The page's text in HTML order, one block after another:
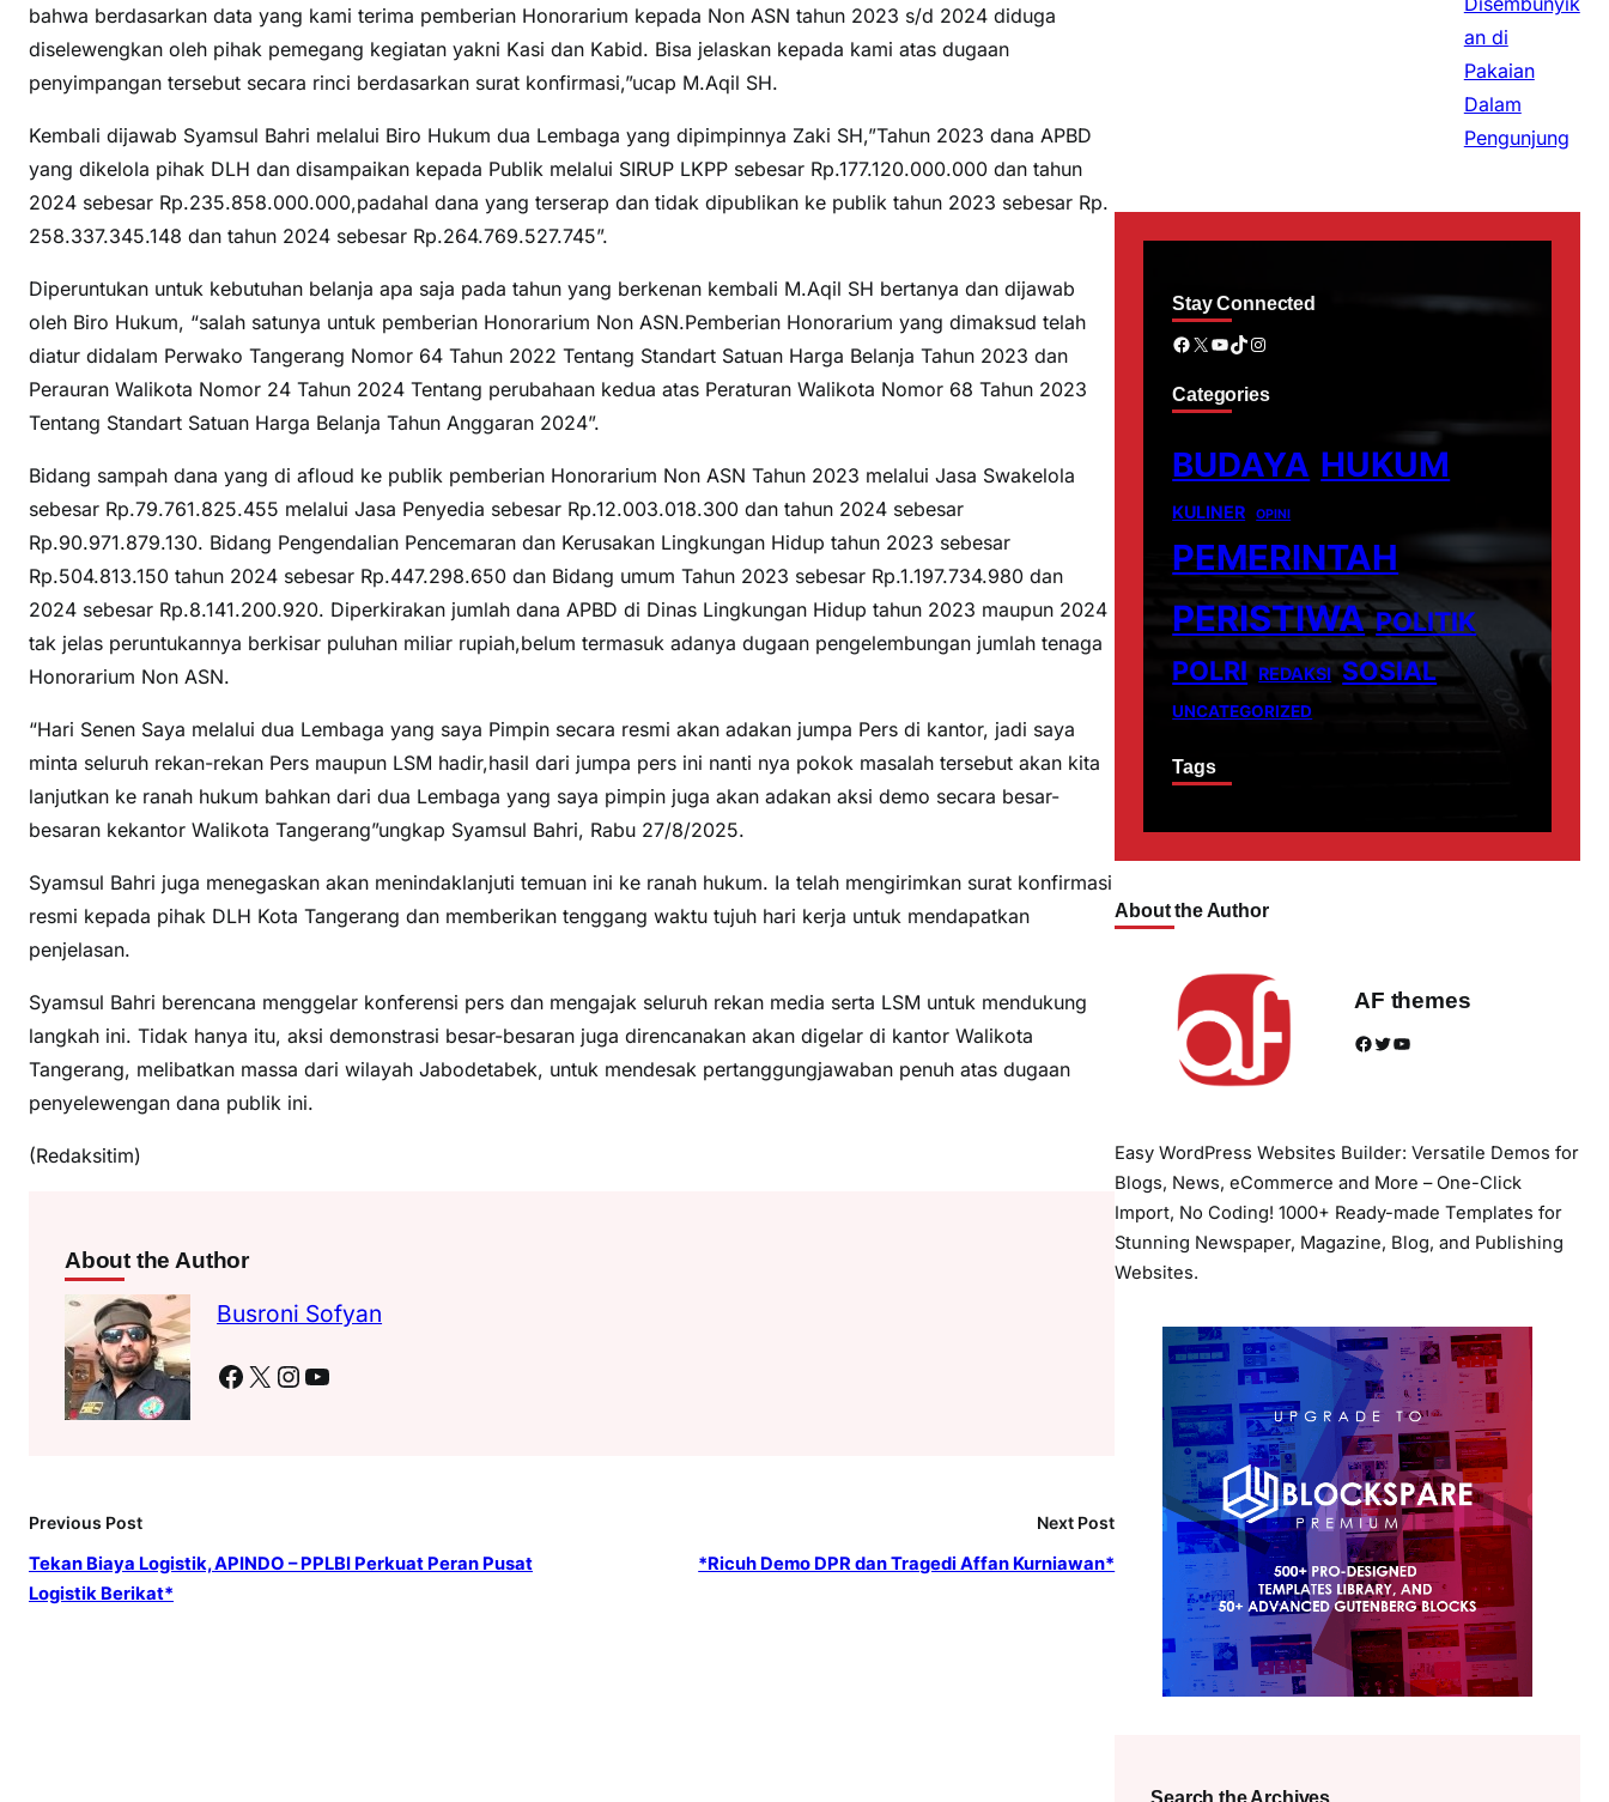
bahwa berdasarkan data yang kami terima pemberian Honorarium kepada Non ASN tahun 2023 s/d 2024 diduga
diselewengkan oleh pihak pemegang kegiatan yakni Kasi dan Kabid. Bisa jelaskan kepada kami atas dugaan
penyimpangan tersebut secara rinci berdasarkan surat konfirmasi,”ucap M.Aqil SH.
Kembali dijawab Syamsul Bahri melalui Biro Hukum dua Lembaga yang dipimpinnya Zaki SH,”Tahun 2023 dana APBD
yang dikelola pihak DLH dan disampaikan kepada Publik melalui SIRUP LKPP sebesar Rp.177.120.000.000 dan tahun
2024 sebesar Rp.235.858.000.000,padahal dana yang terserap dan tidak dipublikan ke publik tahun 2023 sebesar Rp.
258.337.345.148 dan tahun 2024 sebesar Rp.264.769.527.745”.
Diperuntukan untuk kebutuhan belanja apa saja pada tahun yang berkenan kembali M.Aqil SH bertanya dan dijawab
oleh Biro Hukum, “salah satunya untuk pemberian Honorarium Non ASN.Pemberian Honorarium yang dimaksud telah
diatur didalam Perwako Tangerang Nomor 64 Tahun 2022 Tentang Standart Satuan Harga Belanja Tahun 2023 dan
Perauran Walikota Nomor 24 Tahun 2024 Tentang perubahaan kedua atas Peraturan Walikota Nomor 68 Tahun 2023
Tentang Standart Satuan Harga Belanja Tahun Anggaran 2024”.
Bidang sampah dana yang di afloud ke publik pemberian Honorarium Non ASN Tahun 2023 melalui Jasa Swakelola
sebesar Rp.79.761.825.455 melalui Jasa Penyedia sebesar Rp.12.003.018.300 dan tahun 2024 sebesar
Rp.90.971.879.130. Bidang Pengendalian Pencemaran dan Kerusakan Lingkungan Hidup tahun 2023 sebesar
Rp.504.813.150 tahun 2024 sebesar Rp.447.298.650 dan Bidang umum Tahun 2023 sebesar Rp.1.197.734.980 dan
2024 sebesar Rp.8.141.200.920. Diperkirakan jumlah dana APBD di Dinas Lingkungan Hidup tahun 2023 maupun 2024
tak jelas peruntukannya berkisar puluhan miliar rupiah,belum termasuk adanya dugaan pengelembungan jumlah tenaga
Honorarium Non ASN.
“Hari Senen Saya melalui dua Lembaga yang saya Pimpin secara resmi akan adakan jumpa Pers di kantor, jadi saya
minta seluruh rekan-rekan Pers maupun LSM hadir,hasil dari jumpa pers ini nanti nya pokok masalah tersebut akan kita
lanjutkan ke ranah hukum bahkan dari dua Lembaga yang saya pimpin juga akan adakan aksi demo secara besar-
besaran kekantor Walikota Tangerang”ungkap Syamsul Bahri, Rabu 27/8/2025.
Syamsul Bahri juga menegaskan akan menindaklanjuti temuan ini ke ranah hukum. Ia telah mengirimkan surat konfirmasi
resmi kepada pihak DLH Kota Tangerang dan memberikan tenggang waktu tujuh hari kerja untuk mendapatkan
penjelasan.
​Syamsul Bahri berencana menggelar konferensi pers dan mengajak seluruh rekan media serta LSM untuk mendukung
langkah ini. Tidak hanya itu, aksi demonstrasi besar-besaran juga direncanakan akan digelar di kantor Walikota
Tangerang, melibatkan massa dari wilayah Jabodetabek, untuk mendesak pertanggungjawaban penuh atas dugaan
penyelewengan dana publik ini.
(Redaksitim)
About the Author
Busroni Sofyan
Facebook X Instagram YouTube
Previous Post
Tekan Biaya Logistik, APINDO – PPLBI Perkuat Peran Pusat
Logistik Berikat*
Next Post
*Ricuh Demo DPR dan Tragedi Affan Kurniawan*
Stay Connected
Facebook X YouTube TikTok Instagram
Categories
BUDAYA HUKUM
KULINER OPINI
PEMERINTAH
PERISTIWA POLITIK
POLRI
REDAKSI SOSIAL
UNCATEGORIZED
Tags
About the Author
AF themes
Facebook Twitter YouTube
Easy WordPress Websites Builder: Versatile Demos for
Blogs, News, eCommerce and More – One-Click
Import, No Coding! 1000+ Ready-made Templates for
Stunning Newspaper, Magazine, Blog, and Publishing
Websites.
Search the Archives